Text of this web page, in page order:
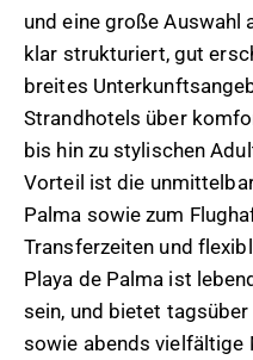
und eine große Auswahl
klar strukturiert, gut
breites
Strandhotels über
bis hin zu stylischen
Vorteil ist die
Palma sowie zum
Transferzeiten und
Playa de Palma ist
sein, und bietet
sowie abends vielfältige